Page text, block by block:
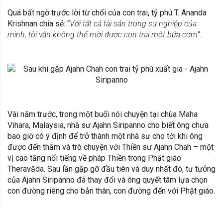
Quá bất ngờ trước lời từ chối của con trai, tỷ phú T. Ananda
Krishnan chia sẻ: “Với tất cả tài sản trong sự nghiệp của
mình, tôi vẫn không thể mời được con trai một bữa cơm”.
Vài năm trước, trong một buổi nói chuyện tại chùa Maha
Vihara, Malaysia, nhà sư Ajahn Siripanno cho biết ông chưa
bao giờ có ý định để trở thành một nhà sư cho tới khi ông
được đến thăm và trò chuyện với Thiền sư Ajahn Chah – một
vị cao tăng nổi tiếng về pháp Thiền trong Phật giáo
Theravāda. Sau lần gặp gỡ đầu tiên và duy nhất đó, tư tưởng
của Ajahn Siripanno đã thay đổi và ông quyết tâm lựa chọn
con đường riêng cho bản thân, con đường đến với Phật giáo.